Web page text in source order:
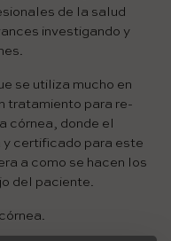
de la salud
investigando y
se utiliza mucho en
tratamiento para re-
córnea, donde el
certificado para este
a como se hacen los
del paciente.